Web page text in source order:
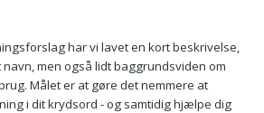
har vi lavet en kort beskrivelse,
men også lidt baggrundsviden om
Målet er at gøre det nemmere at
i dit krydsord - og samtidig hjælpe dig